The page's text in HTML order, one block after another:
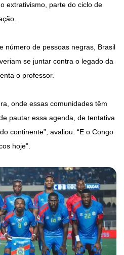
extrativismo, parte do ciclo de
número de pessoas negras, Brasil
se juntar contra o legado da
o professor.
onde essas comunidades têm
pautar essa agenda, de tentativa
continente”, avaliou. “E o Congo
hoje”.